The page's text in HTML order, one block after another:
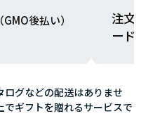
後払い）
注文方
ードを
グなどの配送はありませ
ギフトを贈れるサービスで